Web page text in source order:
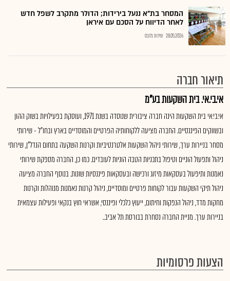
המסחר בת"א ננעל בירידות; הדולר מתקרב לשפל חדש
לאחר הדיווח על הסכם עם איראן
28.05.2026 שירות גלובס
תיאור חברה
אי.בי.אי. בית השקעות בע"מ
אי.בי.אי בית השקעות הינה חברה ציבורית שנוסדה בשנת 1971, ועוסקת בפעילויות בשוק ההון
ובשווקים הפיננסיים. החברה מציעה ללקוחותיה הפרטיים והמוסדיים בארץ ובחו”ל - שירותי
מסחר בניירות ערך, שירותי ניהול השקעות אלטרנטיביות וקרנות השקעה בתחום הנדל"ן, שירותי
ניהול ותפעול הוניים וטיפול בתכניות הטבה הוניות לעובדים. כמו כן, החברה מספקת שירותי
נאמנות ותיפעול בעסקאות מיזוג ורכישה ובעסקאות פיננסיות שונות. בנוסף החברה מציעה
ניהול תיקי השקעות עבור לקוחות פרטיים ומוסדיים, ניהול קרנות נאמנות מנוהלות וקרנות
מחקות מדד, ניהול הנפקות וחיתום, ייעוץ כלכלי ופיננסי, אשראי חוץ בנקאי ופעילות עצמאית
בניירות ערך. מניית החברה נסחרת בבורסת תל אביב..
הצעות פרסומיות